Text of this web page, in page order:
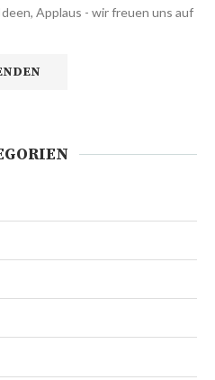
Applaus - wir freuen uns auf